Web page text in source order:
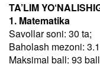
TA’LIM
1. Matematika
Savollar soni: 30 ta;
Baholash mezoni:
Maksimal ball: 93